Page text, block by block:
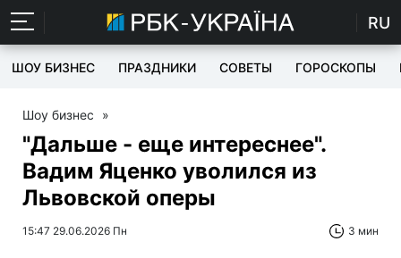
RU
ШОУ БИЗНЕС ПРАЗДНИКИ СОВЕТЫ ГОРОСКОПЫ
Шоу бизнес »
"Дальше - еще интереснее".
Вадим Яценко уволился из
Львовской оперы
15:47 29.06.2026 Пн 3 мин